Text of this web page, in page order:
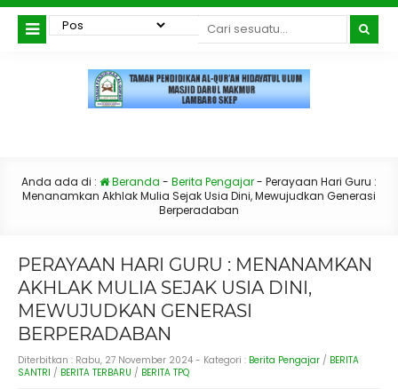
Anda ada di : Beranda - Berita Pengajar- Perayaan Hari Guru :
Menanamkan Akhlak Mulia Sejak Usia Dini, Mewujudkan Generasi
Berperadaban
PERAYAAN HARI GURU : MENANAMKAN
AKHLAK MULIA SEJAK USIA DINI,
MEWUJUDKAN GENERASI
BERPERADABAN
Diterbitkan : Rabu, 27 November 2024 - Kategori : Berita Pengajar / BERITA
SANTRI / BERITA TERBARU / BERITA TPQ